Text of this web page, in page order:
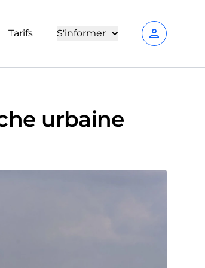
Tarifs S'informer person
urbaine